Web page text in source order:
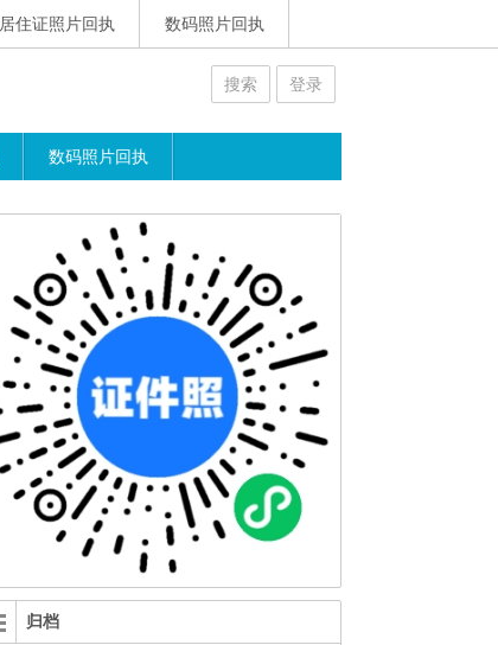
居住证照片回执 数码照片回执
搜索 登录
数码照片回执
归档